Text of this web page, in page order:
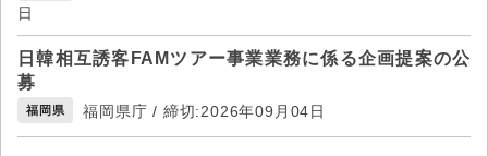
日
日韓相互誘客FAMツアー事業業務に係る企画提案の公
募
福岡県 福岡県庁 / 締切:2026年09月04日